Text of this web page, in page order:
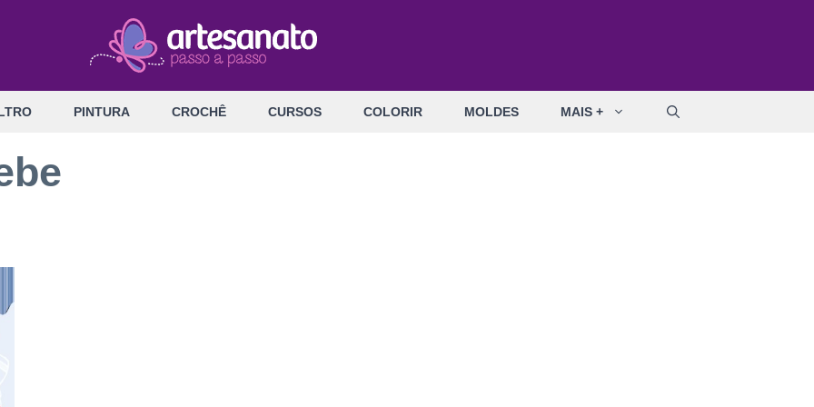
PINTURA CROCHÊ CURSOS COLORIR MOLDES MAIS +